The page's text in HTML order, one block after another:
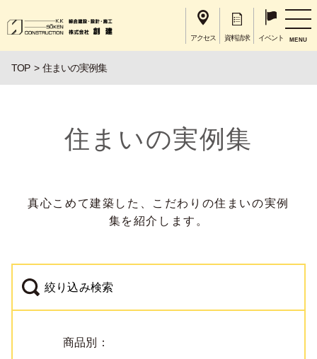
アクセス 資料請求 イベント MENU
TOP 住まいの実例集
住まいの実例集
真心こめて建築した、こだわりの住まいの実例
集を紹介します。
絞り込み検索
商品別：